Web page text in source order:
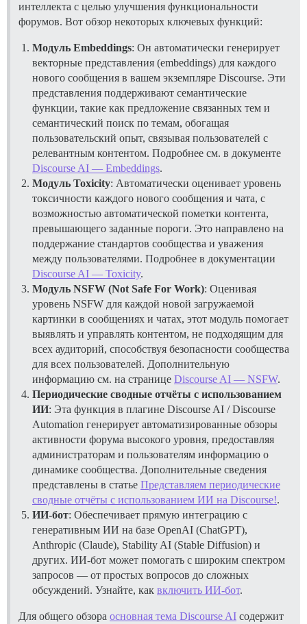
интеллекта с целью улучшения функциональности
форумов. Вот обзор некоторых ключевых функций:
Модуль Embeddings: Он автоматически генерирует
векторные представления (embeddings) для каждого
нового сообщения в вашем экземпляре Discourse. Эти
представления поддерживают семантические
функции, такие как предложение связанных тем и
семантический поиск по темам, обогащая
пользовательский опыт, связывая пользователей с
релевантным контентом. Подробнее см. в документе
Discourse AI — Embeddings.
Модуль Toxicity: Автоматически оценивает уровень
токсичности каждого нового сообщения и чата, с
возможностью автоматической пометки контента,
превышающего заданные пороги. Это направлено на
поддержание стандартов сообщества и уважения
между пользователями. Подробнее в документации
Discourse AI — Toxicity.
Модуль NSFW (Not Safe For Work): Оценивая
уровень NSFW для каждой новой загружаемой
картинки в сообщениях и чатах, этот модуль помогает
выявлять и управлять контентом, не подходящим для
всех аудиторий, способствуя безопасности сообщества
для всех пользователей. Дополнительную
информацию см. на странице Discourse AI — NSFW.
Периодические сводные отчёты с использованием
ИИ: Эта функция в плагине Discourse AI / Discourse
Automation генерирует автоматизированные обзоры
активности форума высокого уровня, предоставляя
администраторам и пользователям информацию о
динамике сообщества. Дополнительные сведения
представлены в статье Представляем периодические
сводные отчёты с использованием ИИ на Discourse!.
ИИ-бот: Обеспечивает прямую интеграцию с
генеративным ИИ на базе OpenAI (ChatGPT),
Anthropic (Claude), Stability AI (Stable Diffusion) и
других. ИИ-бот может помогать с широким спектром
запросов — от простых вопросов до сложных
обсуждений. Узнайте, как включить ИИ-бот.
Для общего обзора основная тема Discourse AI содержит